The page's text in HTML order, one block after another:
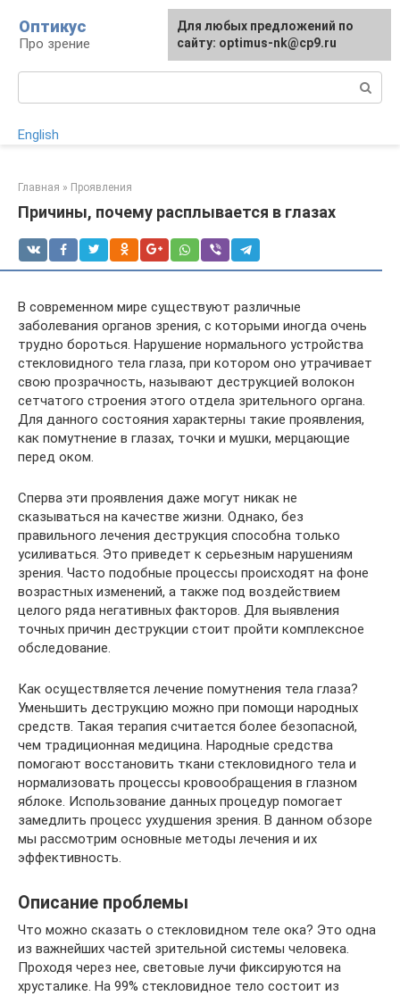
контенту
Оптикус
Про зрение
English
Главная » Проявления
Причины, почему расплывается в глазах
В современном мире существуют различные
заболевания органов зрения, с которыми иногда очень
трудно бороться. Нарушение нормального устройства
стекловидного тела глаза, при котором оно утрачивает
свою прозрачность, называют деструкцией волокон
сетчатого строения этого отдела зрительного органа.
Для данного состояния характерны такие проявления,
как помутнение в глазах, точки и мушки, мерцающие
перед оком.
Сперва эти проявления даже могут никак не
сказываться на качестве жизни. Однако, без
правильного лечения деструкция способна только
усиливаться. Это приведет к серьезным нарушениям
зрения. Часто подобные процессы происходят на фоне
возрастных изменений, а также под воздействием
целого ряда негативных факторов. Для выявления
точных причин деструкции стоит пройти комплексное
обследование.
Как осуществляется лечение помутнения тела глаза?
Уменьшить деструкцию можно при помощи народных
средств. Такая терапия считается более безопасной,
чем традиционная медицина. Народные средства
помогают восстановить ткани стекловидного тела и
нормализовать процессы кровообращения в глазном
яблоке. Использование данных процедур помогает
замедлить процесс ухудшения зрения. В данном обзоре
мы рассмотрим основные методы лечения и их
эффективность.
Описание проблемы
Что можно сказать о стекловидном теле ока? Это одна
из важнейших частей зрительной системы человека.
Проходя через нее, световые лучи фиксируются на
хрусталике. На 99% стекловидное тело состоит из
Для любых предложений по
сайту: optimus-nk@cp9.ru